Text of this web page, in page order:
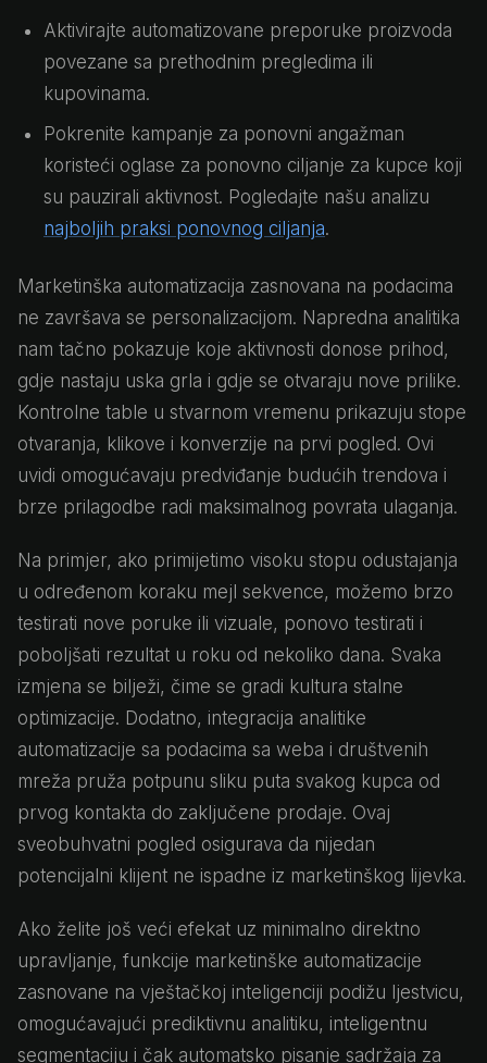
Aktivirajte automatizovane preporuke proizvoda
povezane sa prethodnim pregledima ili
kupovinama.
Pokrenite kampanje za ponovni angažman
koristeći oglase za ponovno ciljanje za kupce koji
su pauzirali aktivnost. Pogledajte našu analizu
najboljih praksi ponovnog ciljanja.
Marketinška automatizacija zasnovana na podacima
ne završava se personalizacijom. Napredna analitika
nam tačno pokazuje koje aktivnosti donose prihod,
gdje nastaju uska grla i gdje se otvaraju nove prilike.
Kontrolne table u stvarnom vremenu prikazuju stope
otvaranja, klikove i konverzije na prvi pogled. Ovi
uvidi omogućavaju predviđanje budućih trendova i
brze prilagodbe radi maksimalnog povrata ulaganja.
Na primjer, ako primijetimo visoku stopu odustajanja
u određenom koraku mejl sekvence, možemo brzo
testirati nove poruke ili vizuale, ponovo testirati i
poboljšati rezultat u roku od nekoliko dana. Svaka
izmjena se bilježi, čime se gradi kultura stalne
optimizacije. Dodatno, integracija analitike
automatizacije sa podacima sa weba i društvenih
mreža pruža potpunu sliku puta svakog kupca od
prvog kontakta do zaključene prodaje. Ovaj
sveobuhvatni pogled osigurava da nijedan
potencijalni klijent ne ispadne iz marketinškog lijevka.
Ako želite još veći efekat uz minimalno direktno
upravljanje, funkcije marketinške automatizacije
zasnovane na vještačkoj inteligenciji podižu ljestvicu,
omogućavajući prediktivnu analitiku, inteligentnu
segmentaciju i čak automatsko pisanje sadržaja za